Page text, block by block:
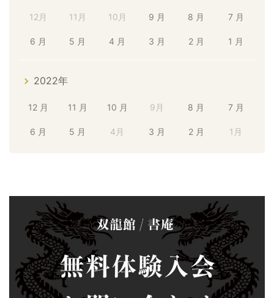
12月 11月 10月 9 月 8 月 7 月
6 月 5 月 4 月 3 月 2 月 1 月
2022年
12 月 11 月 10 月 9月 8 月 7 月
6 月 5 月 4月 3 月 2 月 1月